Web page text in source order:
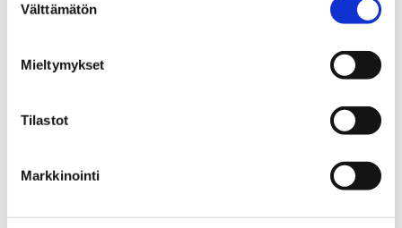
valinta
Välttämätön
Mieltymykset
Tilastot
Markkinointi
Tietolaatikko
Lisätiedot
Nils Hellberg, puh. 040 5411251,
nils.hellberg@outlook.com